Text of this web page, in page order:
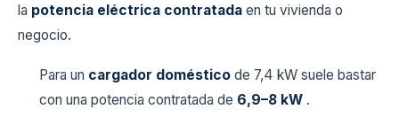
la potencia eléctrica contratada en tu vivienda o
negocio.
Para un cargador doméstico de 7,4 kW suele bastar
con una potencia contratada de 6,9–8 kW .